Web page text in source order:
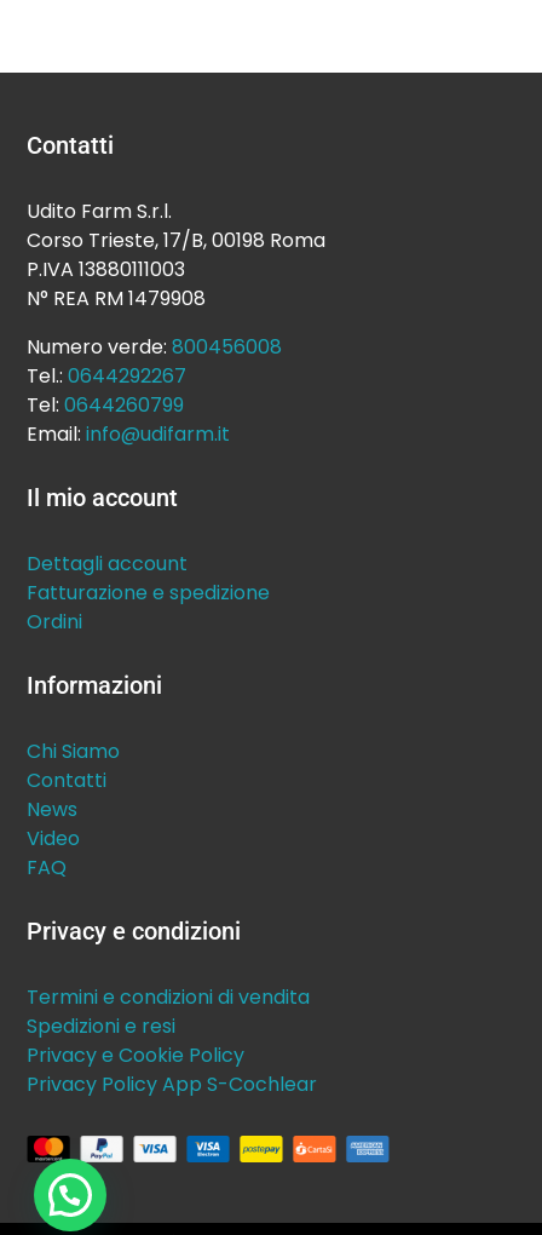
Contatti
Udito Farm S.r.l.
Corso Trieste, 17/B, 00198 Roma
P.IVA 13880111003
N° REA RM 1479908
Numero verde:800456008
Tel.:0644292267
Tel:0644260799
Email:info@udifarm.it
Il mio account
Dettagli account
Fatturazione e spedizione
Ordini
Informazioni
Chi Siamo
Contatti
News
Video
FAQ
Privacy e condizioni
Termini e condizioni di vendita
Spedizioni e resi
Privacy e Cookie Policy
Privacy Policy App S-Cochlear